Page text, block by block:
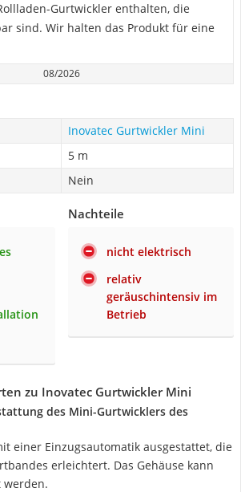
Gurtwickler enthalten, die
sind. Wir halten das Produkt für eine
08/2026
Inovatec Gurtwickler Mini
5 m
Nein
Nachteile
nicht elektrisch
relativ
geräuschintensiv im
Betrieb
zu Inovatec Gurtwickler Mini
des Mini-Gurtwicklers des
einer Einzugsautomatik ausgestattet, die
erleichtert. Das Gehäuse kann
werden.